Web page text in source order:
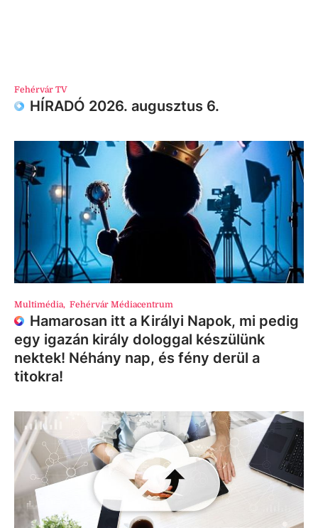
Fehérvár TV
HÍRADÓ 2026. augusztus 6.
Multimédia, Fehérvár Médiacentrum
Hamarosan itt a Királyi Napok, mi pedig
egy igazán király dologgal készülünk
nektek! Néhány nap, és fény derül a
titokra!